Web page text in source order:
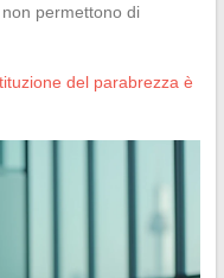
permettono di
del parabrezza è